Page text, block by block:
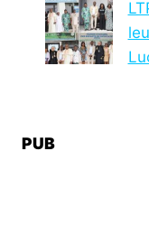
PUB